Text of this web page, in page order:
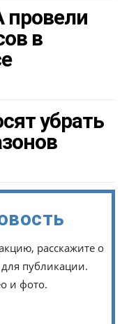
провели
в
убрать
расскажите о
публикации.
и фото.